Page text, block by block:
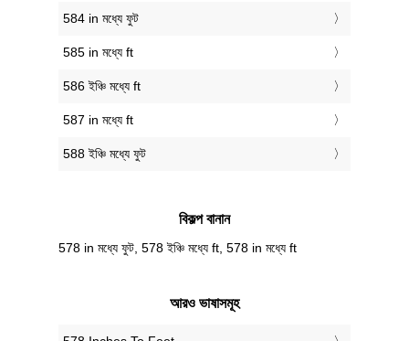
584 in মধ্যে ফুট
585 in মধ্যে ft
586 ইঞ্চি মধ্যে ft
587 in মধ্যে ft
588 ইঞ্চি মধ্যে ফুট
বিকল্প বানান
578 in মধ্যে ফুট, 578 ইঞ্চি মধ্যে ft, 578 in মধ্যে ft
আরও ভাষাসমূহ